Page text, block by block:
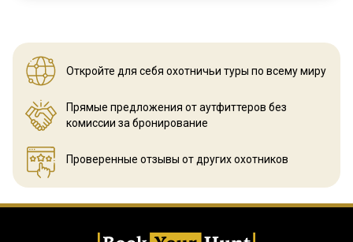
Откройте для себя охотничьи туры по всему миру
Прямые предложения от аутфиттеров без
комиссии за бронирование
Проверенные отзывы от других охотников